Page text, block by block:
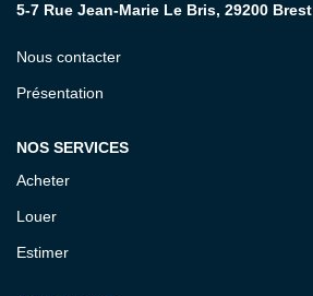
5-7 Rue Jean-Marie Le Bris, 29200 Brest
Nous contacter
Présentation
NOS SERVICES
Acheter
Louer
Estimer